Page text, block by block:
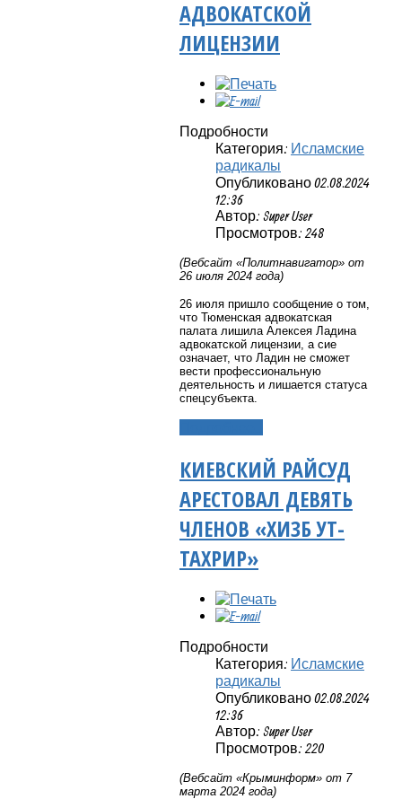
АДВОКАТСКОЙ
ЛИЦЕНЗИИ
Подробности
Категория: Исламские
радикалы
Опубликовано 02.08.2024
12:36
Автор: Super User
Просмотров: 248
(Вебсайт «Политнавигатор» от
26 июля 2024 года)
26 июля пришло сообщение о том,
что Тюменская адвокатская
палата лишила Алексея Ладина
адвокатской лицензии, а сие
означает, что Ладин не сможет
вести профессиональную
деятельность и лишается статуса
спецсубъекта.
КИЕВСКИЙ РАЙСУД
АРЕСТОВАЛ ДЕВЯТЬ
ЧЛЕНОВ «ХИЗБ УТ-
ТАХРИР»
Подробности
Категория: Исламские
радикалы
Опубликовано 02.08.2024
12:36
Автор: Super User
Просмотров: 220
(Вебсайт «Крыминформ» от 7
марта 2024 года)